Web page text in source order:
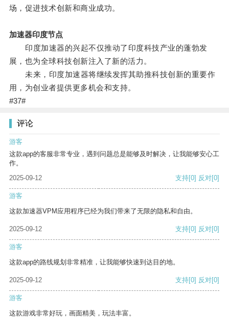
场，促进技术创新和商业成功。
加速器印度节点
印度加速器的兴起不仅推动了印度科技产业的蓬勃发
展，也为全球科技创新注入了新的活力。
未来，印度加速器将继续发挥其助推科技创新的重要作
用，为创业者提供更多机会和支持。
#37#
评论
游客
这款app的客服非常专业，遇到问题总是能够及时解决，让我能够安心工
作。
2025-09-12
支持[0] 反对[0]
游客
这款加速器VPM应用程序已经为我们带来了无限的隐私和自由。
2025-09-12 支持[0] 反对[0]
游客
这款app的路线规划非常精准，让我能够快速到达目的地。
2025-09-12 支持[0] 反对[0]
游客
这款游戏非常好玩，画面精美，玩法丰富。